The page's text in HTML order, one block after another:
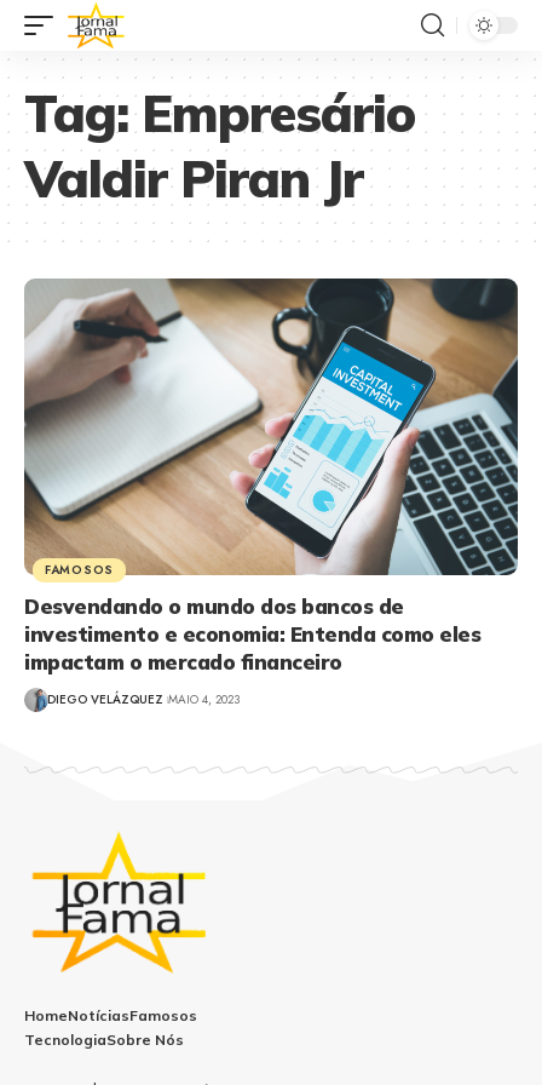
Tag:Empresário
Valdir Piran Jr
FAMOSOS
Desvendando o mundo dos bancos de
investimento e economia: Entenda como eles
impactam o mercado financeiro
DIEGO VELÁZQUEZ MAIO 4, 2023
HomeNotíciasFamosos
TecnologiaSobre Nós